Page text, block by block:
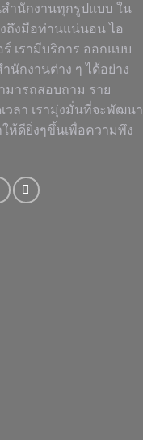
ำนักงานทุกรูปแบบ ใน
ถึงมือท่านแน่นอน ไอ
เรามีบริการ ออกแบบ
กงานต่าง ๆ ได้อย่าง
มารถสอบถาม ราย
วลา เรามุ่งมั่นที่จะพัฒนา
ห้ดียิ่งๆขึ้นเพื่อความพึง